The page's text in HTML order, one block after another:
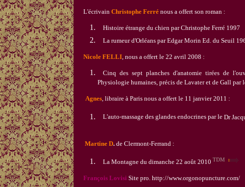
L'écrivain Christophe Ferrénous a offert son roman :
Histoire étrange du chien par Christophe Ferré 1997
La rumeur d'Orléans par Edgar Morin Ed. du Seuil
Nicole FELLI, nous a offert le 22 avril 2008 :
Cinq des sept planches d'anatomie tirées de
Physiologie humaines, précis de Lavater et de Gall
Agnes, libraire à Paris nous a offert le 11 janvier 2011 :
L'auto-massage des glandes endocrines par le Dr
Martine D.de Clermont-Ferrand :
La Montagne du dimanche 22 août 2010 TDM
François Lovisi Site pro. http://www.orgonopuncture.com/